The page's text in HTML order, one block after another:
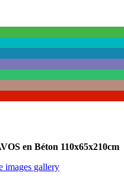
en Béton 110x65x210cm
images gallery